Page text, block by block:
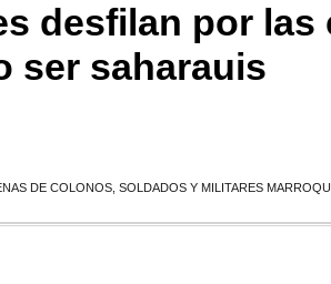
desfilan por las
ser saharauis
DE COLONOS, SOLDADOS Y MILITARES